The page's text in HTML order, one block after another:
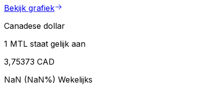
Bekijk grafiek
Canadese dollar
1 MTL staat gelijk aan
3,75373 CAD
NaN (NaN%) Wekelijks